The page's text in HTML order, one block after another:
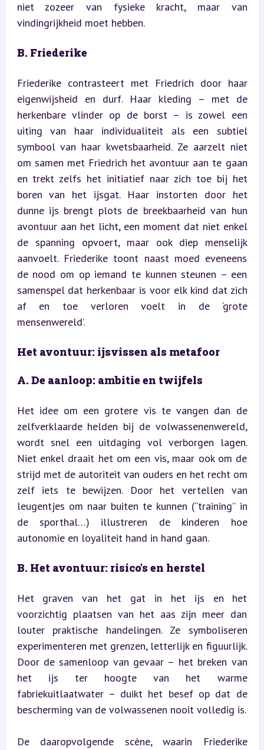
niet zozeer van fysieke kracht, maar van
vindingrijkheid moet hebben.
B. Friederike
Friederike contrasteert met Friedrich door haar
eigenwijsheid en durf. Haar kleding – met de
herkenbare vlinder op de borst – is zowel een
uiting van haar individualiteit als een subtiel
symbool van haar kwetsbaarheid. Ze aarzelt niet
om samen met Friedrich het avontuur aan te gaan
en trekt zelfs het initiatief naar zich toe bij het
boren van het ijsgat. Haar instorten door het
dunne ijs brengt plots de breekbaarheid van hun
avontuur aan het licht, een moment dat niet enkel
de spanning opvoert, maar ook diep menselijk
aanvoelt. Friederike toont naast moed eveneens
de nood om op iemand te kunnen steunen – een
samenspel dat herkenbaar is voor elk kind dat zich
af en toe verloren voelt in de ‘grote
mensenwereld’.
Het avontuur: ijsvissen als metafoor
A. De aanloop: ambitie en twijfels
Het idee om een grotere vis te vangen dan de
zelfverklaarde helden bij de volwassenenwereld,
wordt snel een uitdaging vol verborgen lagen.
Niet enkel draait het om een vis, maar ook om de
strijd met de autoriteit van ouders en het recht om
zelf iets te bewijzen. Door het vertellen van
leugentjes om naar buiten te kunnen (“training” in
de sporthal…) illustreren de kinderen hoe
autonomie en loyaliteit hand in hand gaan.
B. Het avontuur: risico’s en herstel
Het graven van het gat in het ijs en het
voorzichtig plaatsen van het aas zijn meer dan
louter praktische handelingen. Ze symboliseren
experimenteren met grenzen, letterlijk en figuurlijk.
Door de samenloop van gevaar – het breken van
het ijs ter hoogte van het warme
fabriekuitlaatwater – duikt het besef op dat de
bescherming van de volwassenen nooit volledig is.
De daaropvolgende scène, waarin Friederike